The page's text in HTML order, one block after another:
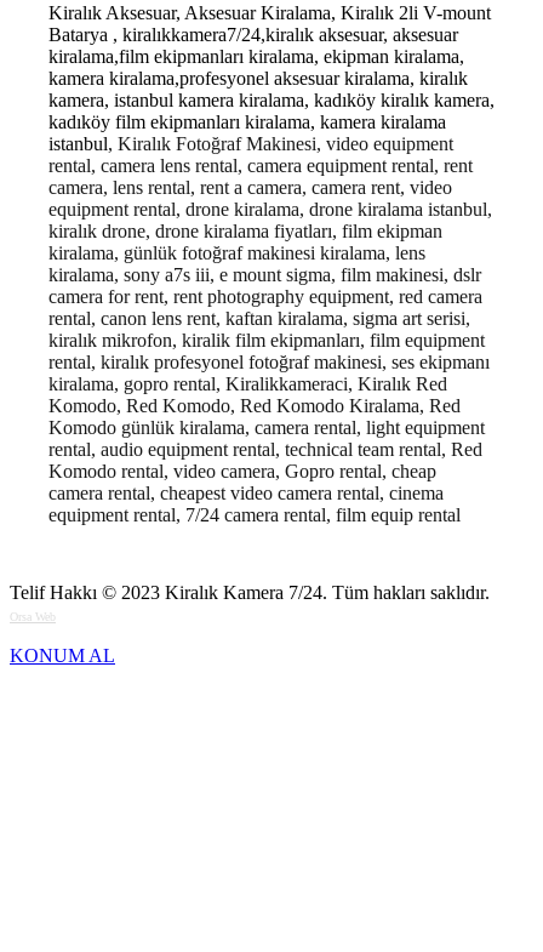
Kiralık Aksesuar, Aksesuar Kiralama, Kiralık 2li V-mount
Batarya , kiralıkkamera7/24,kiralık aksesuar, aksesuar
kiralama,film ekipmanları kiralama, ekipman kiralama,
kamera kiralama,profesyonel aksesuar kiralama, kiralık
kamera, istanbul kamera kiralama, kadıköy kiralık kamera,
kadıköy film ekipmanları kiralama, kamera kiralama
istanbul, Kiralık Fotoğraf Makinesi, video equipment
rental, camera lens rental, camera equipment rental, rent
camera, lens rental, rent a camera, camera rent, video
equipment rental, drone kiralama, drone kiralama istanbul,
kiralık drone, drone kiralama fiyatları, film ekipman
kiralama, günlük fotoğraf makinesi kiralama, lens
kiralama, sony a7s iii, e mount sigma, film makinesi, dslr
camera for rent, rent photography equipment, red camera
rental, canon lens rent, kaftan kiralama, sigma art serisi,
kiralık mikrofon, kiralik film ekipmanları, film equipment
rental, kiralık profesyonel fotoğraf makinesi, ses ekipmanı
kiralama, gopro rental, Kiralikkameraci, Kiralık Red
Komodo, Red Komodo, Red Komodo Kiralama, Red
Komodo günlük kiralama, camera rental, light equipment
rental, audio equipment rental, technical team rental, Red
Komodo rental, video camera, Gopro rental, cheap
camera rental, cheapest video camera rental, cinema
equipment rental, 7/24 camera rental, film equip rental
Telif Hakkı © 2023 Kiralık Kamera 7/24. Tüm hakları saklıdır.
Orsa Web
KONUM AL